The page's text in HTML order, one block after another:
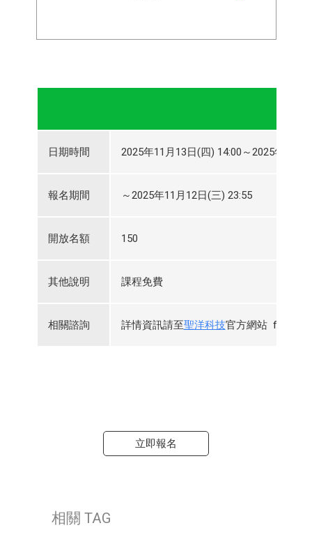
日期時間 2025年11月13日(四) 14:00～2025年11月
報名期間 ～2025年11月12日(三) 23:55
開放名額 150
其他說明 課程免費
相關諮詢 詳情資訊請至聖洋科技官方網站 funPro
立即報名
相關 TAG